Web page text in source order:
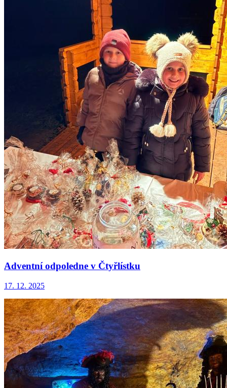
Adventní odpoledne v Čtyřlístku
17. 12. 2025